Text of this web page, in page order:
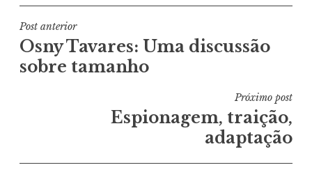
Navegação
de
Post
Post anterior
Osny Tavares: Uma discussão
sobre tamanho
Próximo post
Espionagem, traição,
adaptação